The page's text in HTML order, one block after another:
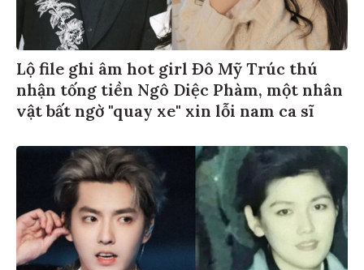
Lộ file ghi âm hot girl Đô Mỹ Trúc thú
nhận tống tiền Ngô Diệc Phàm, một nhân
vật bất ngờ "quay xe" xin lỗi nam ca sĩ